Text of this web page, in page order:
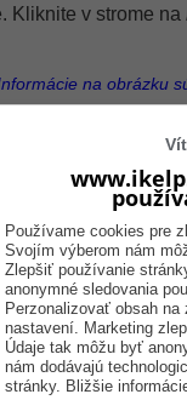
Kliknite v strome na
na obrázku
Používame cookies pre
Svojím výberom nám
Zlepšiť používanie
anonymné sledovania
Perzonalizovať obsah
nastavení. Marketing
Údaje tak môžu byť
nám dodávajú
stránky. Bližšie